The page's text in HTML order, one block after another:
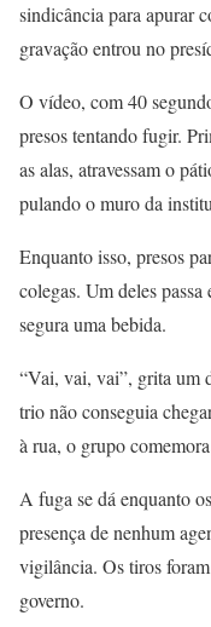
sindicância para apurar
gravação entrou no
O vídeo, com 40
presos tentando fugir.
as alas, atravessam o
pulando o muro da
Enquanto isso, presos
colegas. Um deles
segura uma bebida.
“Vai, vai, vai”, grita um
trio não conseguia
à rua, o grupo
A fuga se dá enquanto
presença de nenhum
vigilância. Os tiros
governo.